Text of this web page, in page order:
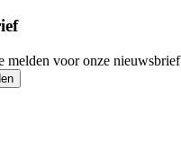
melden voor onze nieuwsbrief